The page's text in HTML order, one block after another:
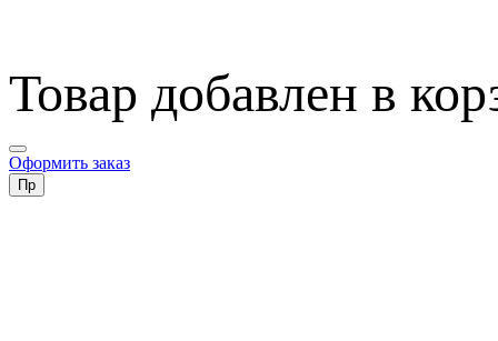
Товар добавлен в
Оформить заказ
Пр